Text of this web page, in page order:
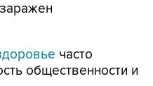
часто
общественности и